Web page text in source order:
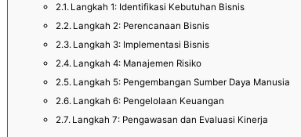
Langkah 1: Identifikasi Kebutuhan Bisnis
Langkah 2: Perencanaan Bisnis
Langkah 3: Implementasi Bisnis
Langkah 4: Manajemen Risiko
Langkah 5: Pengembangan Sumber Daya Manusia
Langkah 6: Pengelolaan Keuangan
Langkah 7: Pengawasan dan Evaluasi Kinerja